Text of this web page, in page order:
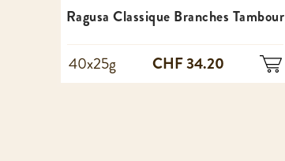
Ragusa Classique Branches Tambour
40x25g CHF 34.20